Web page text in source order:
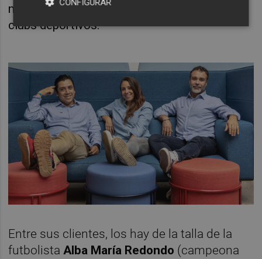
mismo cliente en casa o los chefs de los
clubs deportivos.
Entre sus clientes, los hay de la talla de la
futbolistaAlba María Redondo (campeona